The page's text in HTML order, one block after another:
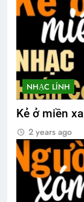
NHẠC LÍNH
Kẻ ở miền xa
2 years ago